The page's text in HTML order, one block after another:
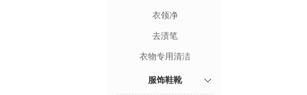
衣领净
去渍笔
衣物专用清洁
服饰鞋靴